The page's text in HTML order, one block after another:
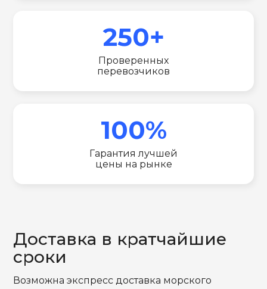
250+
Проверенных
перевозчиков
100%
Гарантия лучшей
цены на рынке
Доставка в кратчайшие
сроки
Возможна экспресс доставка морского